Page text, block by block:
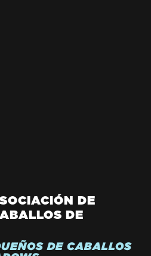
DE
DE
DE CABALLOS